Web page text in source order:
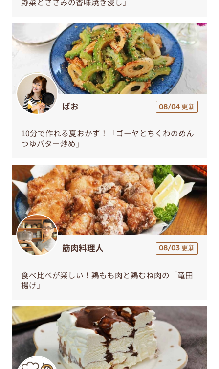
ぱお 08/04 更新
10分で作れる夏おかず！「ゴーヤとちくわのめん
つゆバター炒め」
筋肉料理人 08/03 更新
食べ比べが楽しい！鶏もも肉と鶏むね肉の「竜田
揚げ」